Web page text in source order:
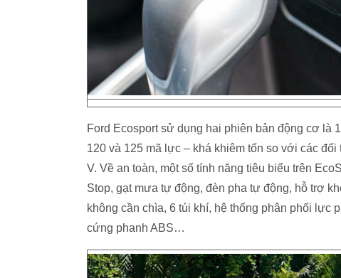
Ford Ecosport sử dụng hai phiên bản động cơ là
120 và 125 mã lực – khá khiêm tốn so với các
V. Về an toàn, một số tính năng tiêu biểu trên
Stop, gạt mưa tự động, đèn pha tự động, hỗ trợ
không cần chìa, 6 túi khí, hệ thống phân phối lực
cứng phanh ABS…